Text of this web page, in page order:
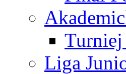
Turniej
Liga